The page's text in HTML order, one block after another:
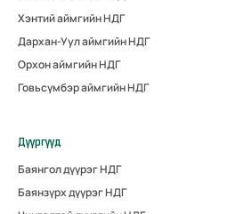
Хэнтий аймгийн НДГ
Дархан-Уул аймгийн НДГ
Орхон аймгийн НДГ
Говьсүмбэр аймгийн НДГ
Дүүргүүд
Баянгол дүүрэг НДГ
Баянзүрх дүүрэг НДГ